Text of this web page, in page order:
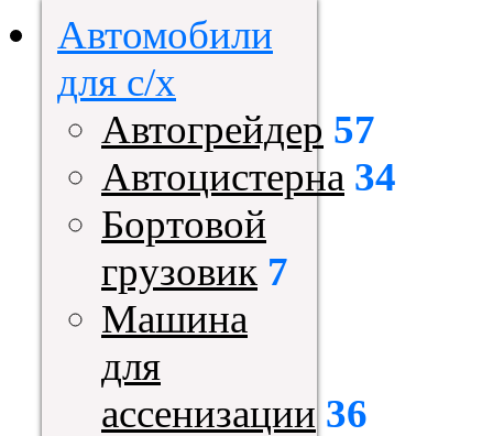
Автомобили
для с/х
Автогрейдер 57
Автоцистерна 34
Бортовой
грузовик 7
Машина
для
ассенизации 36